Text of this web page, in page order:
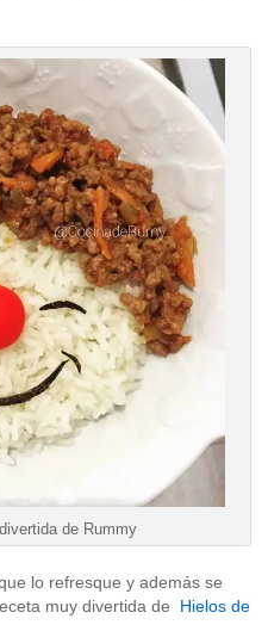
de Rummy
lo refresque y además se
muy divertida de Hielos de